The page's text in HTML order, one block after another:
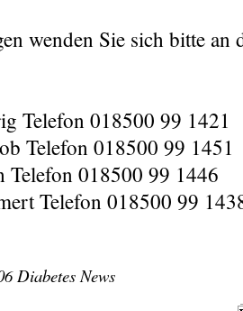
wenden Sie sich bitte an
Telefon 018500 99 1421
Telefon 018500 99 1451
Telefon 018500 99 1446
Telefon 018500 99
Diabetes News